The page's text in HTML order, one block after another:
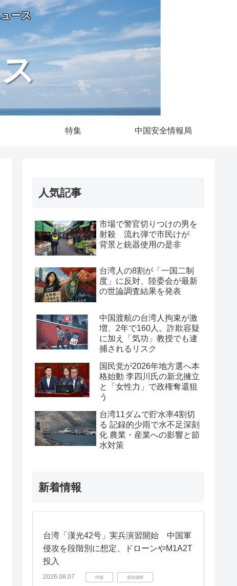
ース
特集 中国安全情報局
人気記事
市場で警官切りつけの男を
射殺 流れ弾で市民けが
背景と銃器使用の是非
台湾人の8割が「一国二制
度」に反対、陸委会が最新
の世論調査結果を発表
中国渡航の台湾人拘束が激
増、2年で160人。詐欺容疑
に加え「気功」教授でも逮
捕されるリスク
国民党が2026年地方選へ本
格始動 李四川氏の新北擁立
と「女性力」で政権奪還狙
う
台湾11ダムで貯水率4割切
る 記録的少雨で水不足深刻
化 農業・産業への影響と節
水対策
新着情報
台湾「漢光42号」実兵演習開始 中国軍
侵攻を段階別に想定、ドローンやM1A2T
投入
2026.08.07 中国 安全保障